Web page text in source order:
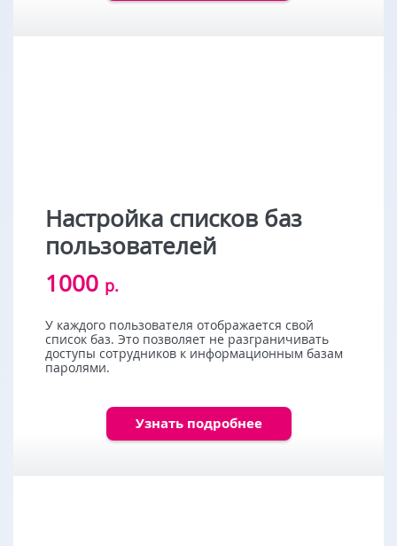
Настройка списков баз
пользователей
1000 р.
У каждого пользователя отображается свой
список баз. Это позволяет не разграничивать
доступы сотрудников к информационным базам
паролями.
Узнать подробнее